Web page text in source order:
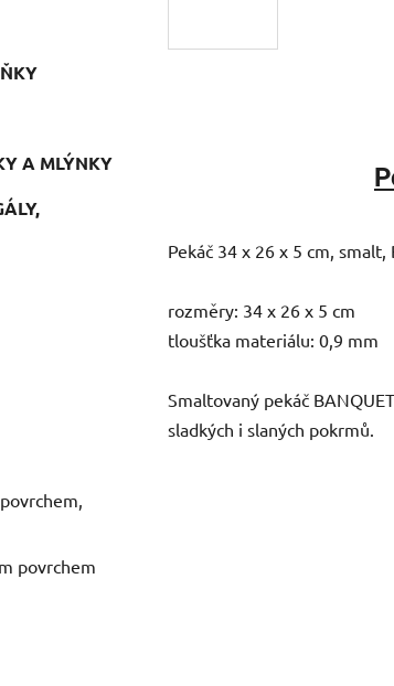
A MLÝNKY
povrchem
Pekáč 34 x 26 x 5 cm, smalt,
rozměry: 34 x 26 x 5 cm
tloušťka materiálu: 0,9 mm
Smaltovaný pekáč
sladkých i slaných pokrmů.